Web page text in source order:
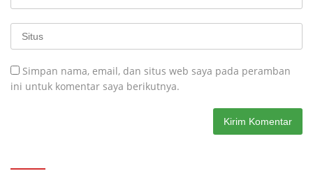
Simpan nama, email, dan situs web saya pada peramban
ini untuk komentar saya berikutnya.